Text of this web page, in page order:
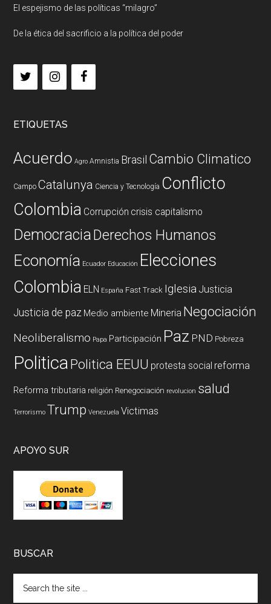
El espejismo de las políticas “milagro”
De la ética del sacrificio a la política del poder
ETIQUETAS
Acuerdo Agro Amnistia Brasil Cambio Climatico
Campo Catalunya Ciencia y Tecnología Conflicto
Colombia Corrupción crisis capitalismo
DemocraciaDerechos Humanos
Economía Ecuador Educación Elecciones
Colombia ELN España Fast Track Iglesia Justicia
Justicia de paz Medio ambiente Mineria Negociación
Neoliberalismo Papa Participación Paz PND Pobreza
PoliticaPolitica EEUU protesta social reforma
Reforma tributaria religión Renegociación revolucion salud
Terrorismo Trump Venezuela Victimas
APOYO SUR
BUSCAR